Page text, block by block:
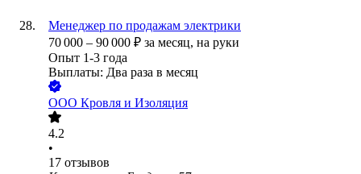
Менеджер по продажам электрики
70 000 – 90 000 ₽ за месяц, на руки
Опыт 1-3 года
Выплаты: Два раза в месяц
ООО Кровля и Изоляция
4.2
•
17 отзывов